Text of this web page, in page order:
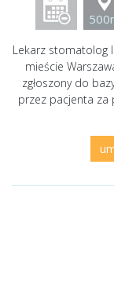
Lekarz stomatolog
mieście
zgłoszony do
przez pacjenta za